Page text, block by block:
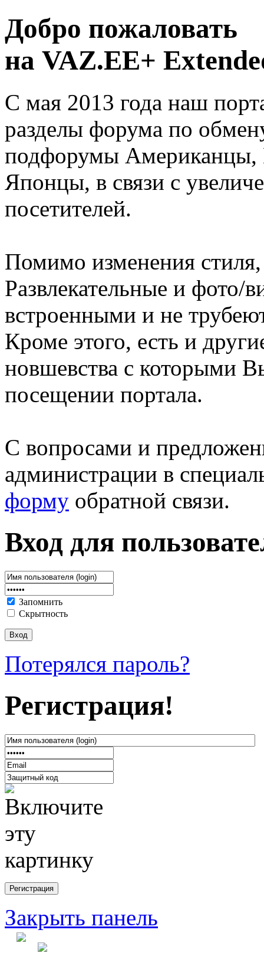
Добро пожаловать
на VAZ.EE+
С мая 2013 года наш
разделы форума по
подфорумы
Японцы, в связи с
посетителей.
Помимо изменения
Развлекательные и фото/
встроенными и не
Кроме этого, есть и
новшевства с которыми
посещении портала.
С вопросами и
администрации в
форму обратной связи.
Вход для
Запомнить
Скрытность
Потерялся пароль?
Регистрация!
Закрыть панель